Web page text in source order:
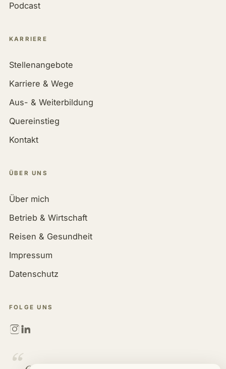
Podcast
KARRIERE
Stellenangebote
Karriere & Wege
Aus- & Weiterbildung
Quereinstieg
Kontakt
ÜBER UNS
Über mich
Betrieb & Wirtschaft
Reisen & Gesundheit
Impressum
Datenschutz
FOLGE UNS